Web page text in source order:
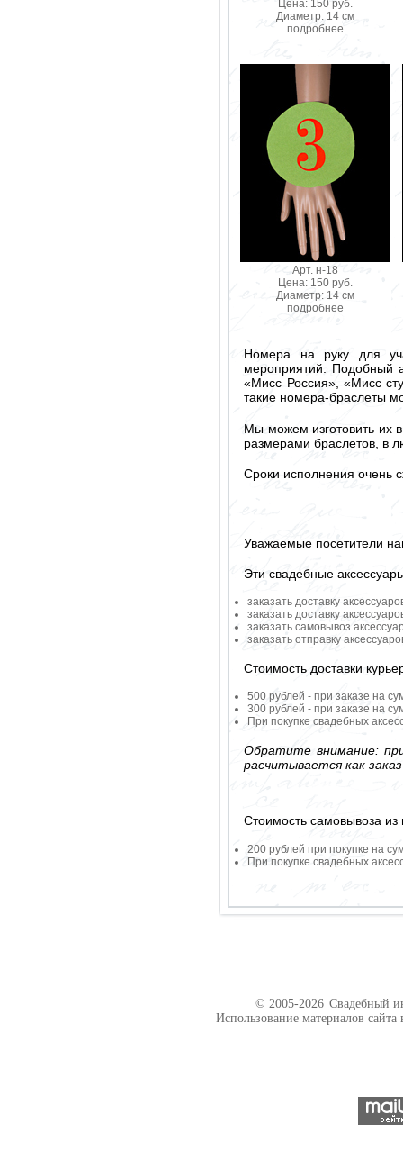
Цена: 150 руб.
Диаметр: 14 см
подробнее
Арт. н-18
Цена: 150 руб.
Диаметр: 14 см
подробнее
Номера на руку для
мероприятий. Подобный
«Мисс Россия», «Мисс
такие номера-браслеты
Мы можем изготовить их
размерами браслетов, в
Сроки исполнения очень
Уважаемые посетители
Эти свадебные
заказать доставку
заказать доставку
заказать самовывоз
заказать отправку
Стоимость доставки
500 рублей - при заказе на
300 рублей - при заказе на
При покупке свадебных
Обратите внимание:
расчитывается как
Стоимость самовывоза из
200 рублей при покупке на
При покупке свадебных
© 2005-2026 Свадебный
Использование материалов